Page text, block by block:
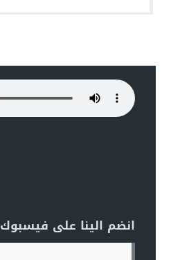
انضم الينا على فيسبوك